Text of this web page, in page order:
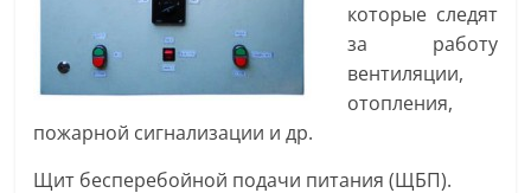
которые следят
за работу
вентиляции,
отопления,
пожарной сигнализации и др.
Щит бесперебойной подачи питания (ЩБП).